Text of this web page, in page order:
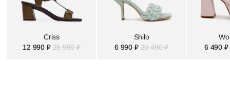
Criss
12 990 ₽ 25 990 ₽
Shilo
6 990 ₽ 20 490 ₽
6 490 ₽